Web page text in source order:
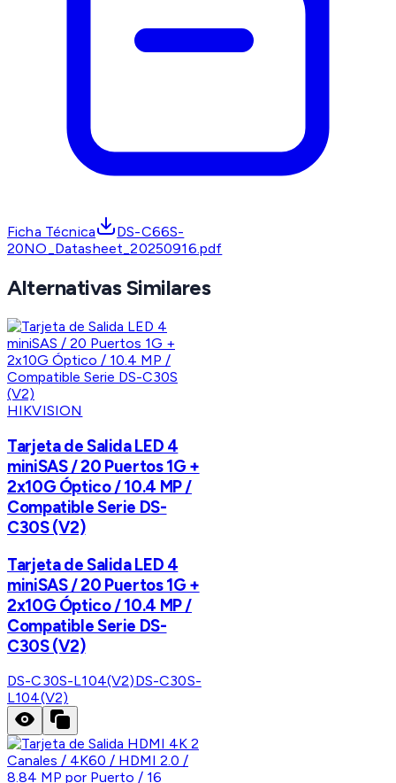
Ficha Técnica
DS-C66S-
20NO_Datasheet_20250916.pdf
Alternativas Similares
HIKVISION
Tarjeta de Salida LED 4
miniSAS / 20 Puertos 1G +
2x10G Óptico / 10.4 MP /
Compatible Serie DS-
C30S (V2)
Tarjeta de Salida LED 4
miniSAS / 20 Puertos 1G +
2x10G Óptico / 10.4 MP /
Compatible Serie DS-
C30S (V2)
DS-C30S-L104(V2)DS-C30S-
L104(V2)